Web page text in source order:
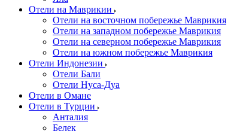
Отели на Маврикии
Отели на восточном побережье Маврикия
Отели на западном побережье Маврикия
Отели на северном побережье Маврикия
Отели на южном побережье Маврикия
Отели Индонезии
Отели Бали
Отели Нуса-Дуа
Отели в Омане
Отели в Турции
Анталия
Белек